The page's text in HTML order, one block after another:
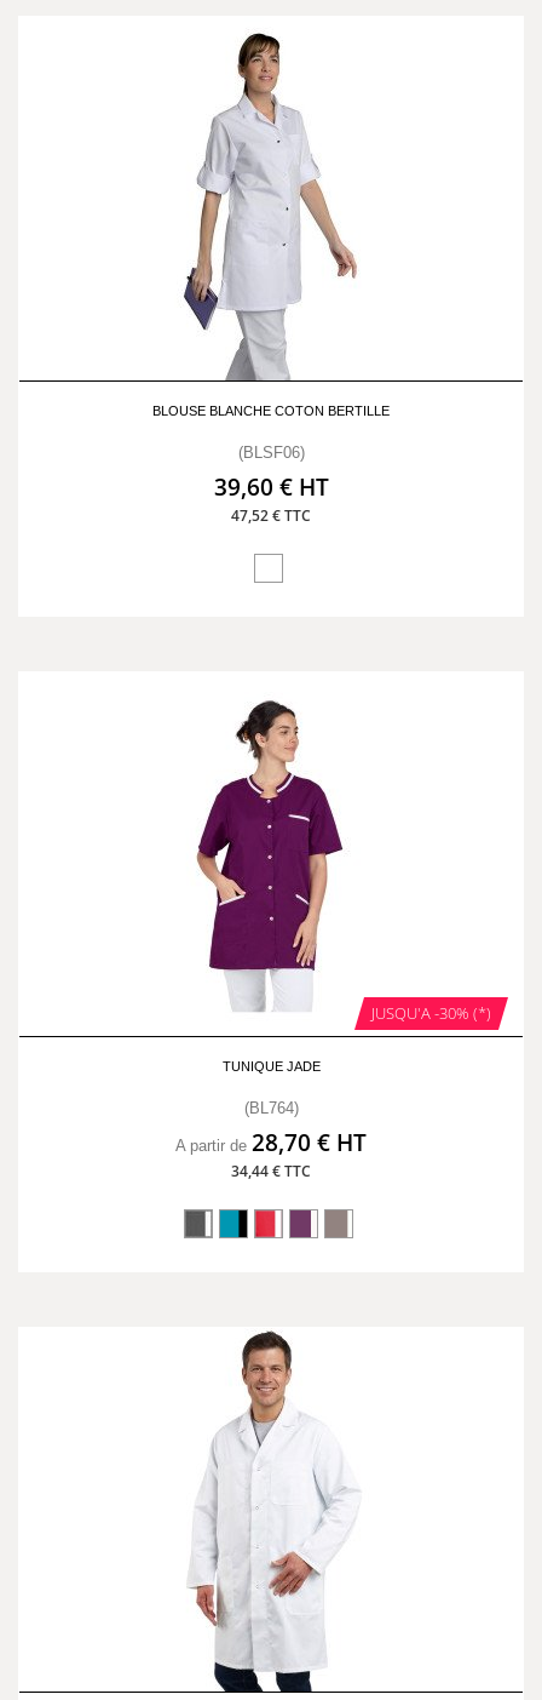
BLOUSE BLANCHE COTON BERTILLE
(BLSF06)
39,60 € HT
47,52 € TTC
JUSQU'A -30% (*)
TUNIQUE JADE
(BL764)
A partir de 28,70 € HT
34,44 € TTC